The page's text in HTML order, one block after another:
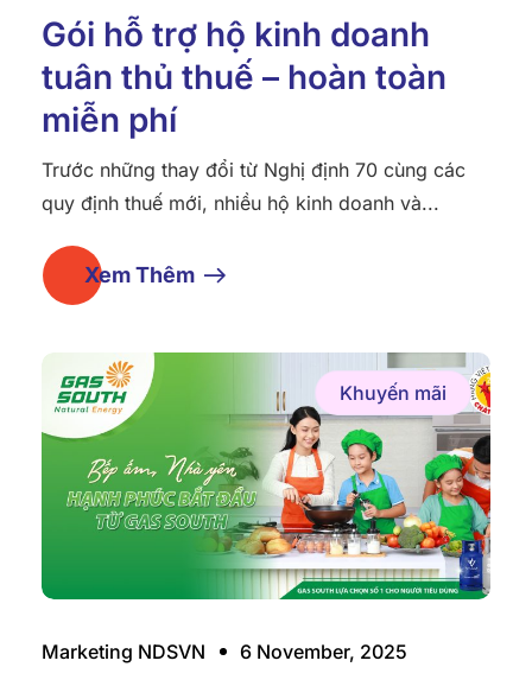
Gói hỗ trợ hộ kinh doanh
tuân thủ thuế – hoàn toàn
miễn phí
Trước những thay đổi từ Nghị định 70 cùng các
quy định thuế mới, nhiều hộ kinh doanh và...
Xem Thêm
Khuyến mãi
Marketing NDSVN 6 November, 2025